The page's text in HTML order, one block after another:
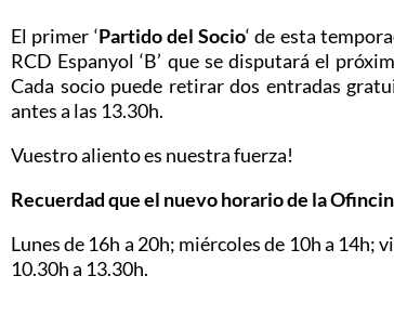
El primer ‘Partido del Socio‘ de esta
RCD Espanyol ‘B’ que se disputará el
Cada socio puede retirar dos entradas
antes a las 13.30h.
Vuestro aliento es nuestra fuerza!
Recuerdad que el nuevo horario de la
Lunes de 16h a 20h; miércoles de 10h a 14h;
10.30h a 13.30h.